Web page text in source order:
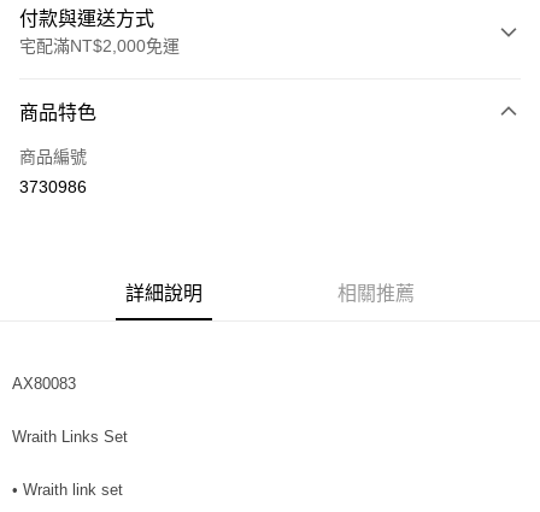
付款與運送方式
宅配滿NT$2,000免運
信用卡一次付款
LINE Pay
每筆NT$100，滿NT$2,000(含以上)免運費
商品特色
商品編號
3730986
詳細說明 相關推薦
AX80083
Wraith Links Set
• Wraith link set